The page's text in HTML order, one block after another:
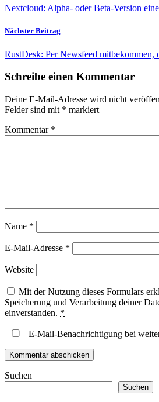
Nextcloud: Alpha- oder Beta-Version
Nächster Beitrag
RustDesk: Per Newsfeed mitbekommen,
Schreibe einen Kommentar
Deine E-Mail-Adresse wird nicht
Felder sind mit * markiert
Kommentar *
Name *
E-Mail-Adresse *
Website
Mit der Nutzung dieses Formulars
Speicherung und Verarbeitung deiner
einverstanden. *
E-Mail-Benachrichtigung bei
Suchen
Suchen